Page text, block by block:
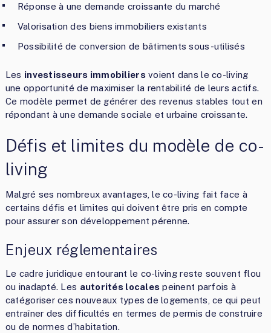
Réponse à une demande croissante du marché
Valorisation des biens immobiliers existants
Possibilité de conversion de bâtiments sous-utilisés
Les investisseurs immobiliers voient dans le co-living
une opportunité de maximiser la rentabilité de leurs actifs.
Ce modèle permet de générer des revenus stables tout en
répondant à une demande sociale et urbaine croissante.
Défis et limites du modèle de co-
living
Malgré ses nombreux avantages, le co-living fait face à
certains défis et limites qui doivent être pris en compte
pour assurer son développement pérenne.
Enjeux réglementaires
Le cadre juridique entourant le co-living reste souvent flou
ou inadapté. Les autorités locales peinent parfois à
catégoriser ces nouveaux types de logements, ce qui peut
entraîner des difficultés en termes de permis de construire
ou de normes d’habitation.